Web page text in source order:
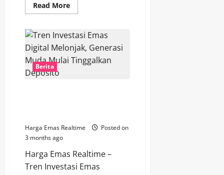
Read MoreRead
more
Fisik
vs
Emas
Digital,
Mana
yang
Berita
Harga Emas Realtime
Posted on
3 months ago
Harga Emas Realtime –
Tren Investasi Emas